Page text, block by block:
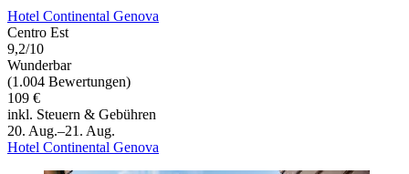
Hotel Continental Genova
Centro Est
9,2/10
Wunderbar
(1.004 Bewertungen)
109 €
inkl. Steuern & Gebühren
20. Aug.–21. Aug.
Hotel Continental Genova